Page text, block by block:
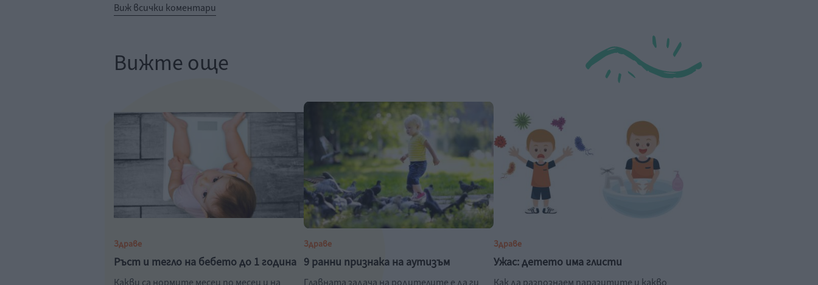
Виж всички коментари
Вижте още
Здраве
Ръст и тегло на бебето до 1 година
Здраве
9 ранни признака на аутизъм
Здраве
Ужас: детето има глисти